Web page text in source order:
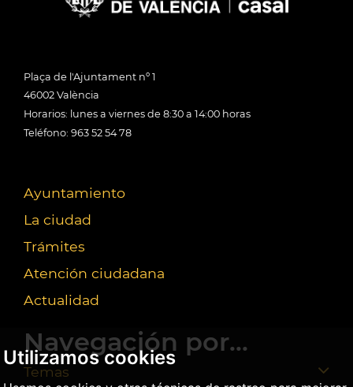
Utilizamos cookies
Plaça de l'Ajuntament nº 1
46002 València
Horarios: lunes a viernes de 8:30 a 14:00 horas
Teléfono: 963 52 54 78
Ayuntamiento
La ciudad
Trámites
Atención ciudadana
Actualidad
Navegación por...
Temas